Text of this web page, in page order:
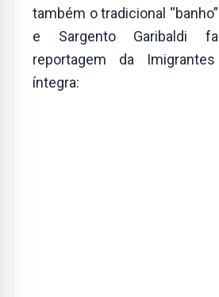
também o tradicional
e Sargento Garibaldi
reportagem da
íntegra: